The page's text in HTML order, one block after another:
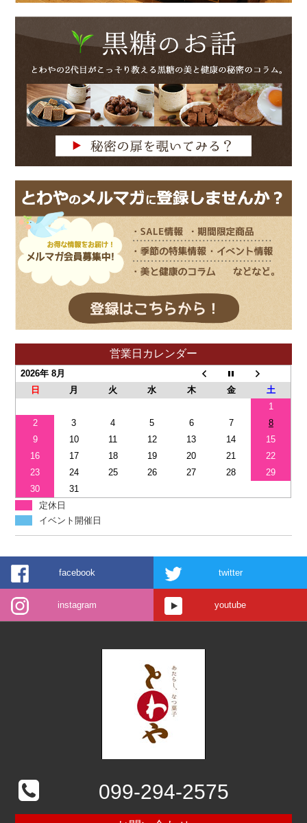
営業日カレンダー
2026年 8月
日
月 火 水 木 金
土
1
2
3 4 5 6 7
8
9
10 11 12 13 14
15
16
17 18 19 20 21
22
23
24 25 26 27 28
29
30
31
定休日
イベント開催日
facebook twitter
instagram youtube
099-294-2575